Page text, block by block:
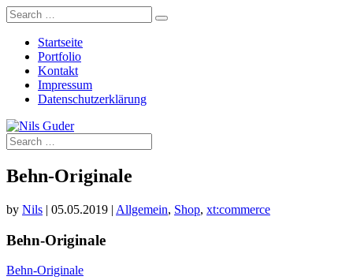
Startseite
Portfolio
Kontakt
Impressum
Datenschutzerklärung
Behn-Originale
by Nils | 05.05.2019 | Allgemein, Shop, xt:commerce
Behn-Originale
Behn-Originale